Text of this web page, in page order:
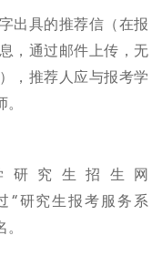
出具的推荐信（在报
，通过邮件上传，无
，推荐人应与报考学
研究生招生网
“研究生报考服务系